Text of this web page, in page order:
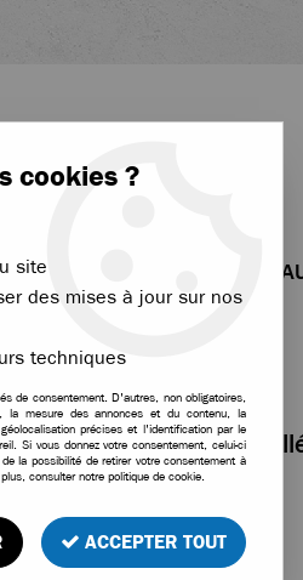
pour Buggy 1/8
pneus Rallygame
2Avis Donnez votre avis
€TTC
cookies ?
site
des mises à jour sur nos
techniques
de consentement. D'autres, non obligatoires,
la mesure des annonces et du contenu, la
précises et l'identification par le
Si vous donnez votre consentement, celui-ci
la possibilité de retirer votre consentement à
consulter notre politique de cookie.
ACCEPTER TOUT